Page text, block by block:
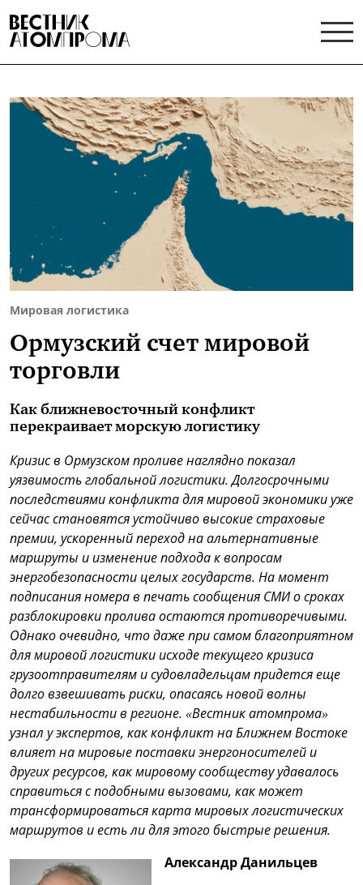
Мировая логистика
Ормузский счет мировой
торговли
Как ближневосточный конфликт
перекраивает морскую логистику
Кризис в Ормузском проливе наглядно показал
уязвимость глобальной логистики. Долгосрочными
последствиями конфликта для мировой экономики уже
сейчас становятся устойчиво высокие страховые
премии, ускоренный переход на альтернативные
маршруты и изменение подхода к вопросам
энергобезопасности целых государств. На момент
подписания номера в печать сообщения СМИ о сроках
разблокировки пролива остаются противоречивыми.
Однако очевидно, что даже при самом благоприятном
для мировой логистики исходе текущего кризиса
грузоотправителям и судовладельцам придется еще
долго взвешивать риски, опасаясь новой волны
нестабильности в регионе. «Вестник атомпрома»
узнал у экспертов, как конфликт на Ближнем Востоке
влияет на мировые поставки энергоносителей и
других ресурсов, как мировому сообществу удавалось
справиться с подобными вызовами, как может
трансформироваться карта мировых логистических
маршрутов и есть ли для этого быстрые решения.
Александр Данильцев